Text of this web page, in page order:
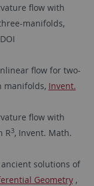
flow with
manifolds,
flow for two-
manifolds, Invent.
flow with
R3, Invent. Math.
ancient solutions of
Geometry,